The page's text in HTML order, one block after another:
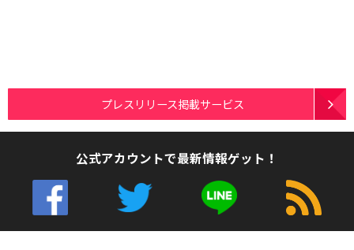
プレスリリース掲載サービス
公式アカウントで最新情報ゲット！